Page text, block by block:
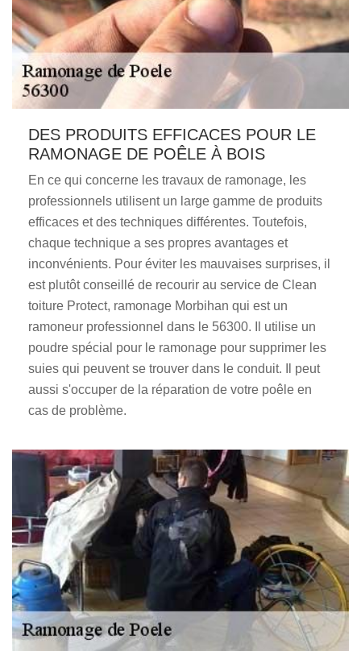
DES PRODUITS EFFICACES POUR LE
RAMONAGE DE POÊLE À BOIS
En ce qui concerne les travaux de ramonage, les
professionnels utilisent un large gamme de produits
efficaces et des techniques différentes. Toutefois,
chaque technique a ses propres avantages et
inconvénients. Pour éviter les mauvaises surprises, il
est plutôt conseillé de recourir au service de Clean
toiture Protect, ramonage Morbihan qui est un
ramoneur professionnel dans le 56300. Il utilise un
poudre spécial pour le ramonage pour supprimer les
suies qui peuvent se trouver dans le conduit. Il peut
aussi s'occuper de la réparation de votre poêle en
cas de problème.